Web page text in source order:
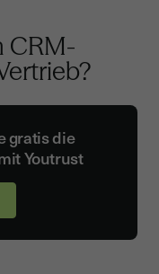
CRM-
gratis die
Youtrust